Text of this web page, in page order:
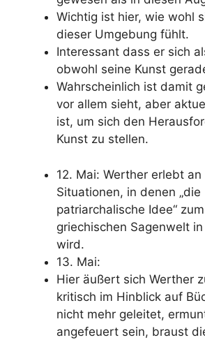
Wichtig ist hier, wie wohl
dieser Umgebung fühlt.
Interessant dass er sich
obwohl seine Kunst
Wahrscheinlich ist damit
vor allem sieht, aber
ist, um sich den
Kunst zu stellen.
12. Mai: Werther erlebt
Situationen, in denen „die
patriarchalische Idee“
griechischen Sagenwelt
wird.
13. Mai:
Hier äußert sich Werther
kritisch im Hinblick auf
nicht mehr geleitet,
angefeuert sein, braust